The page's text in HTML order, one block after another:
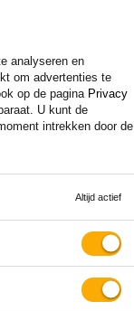
analyseren en
om advertenties te
op de pagina Privacy
U kunt de
intrekken door de
Altijd actief